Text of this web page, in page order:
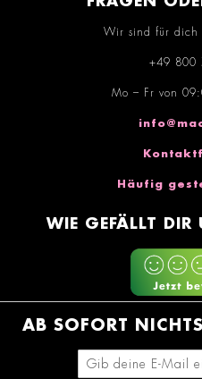
Wir sind für dich
+49 800
Mo – Fr von
Häufig
WIE GEFÄLLT DIR
AB SOFORT